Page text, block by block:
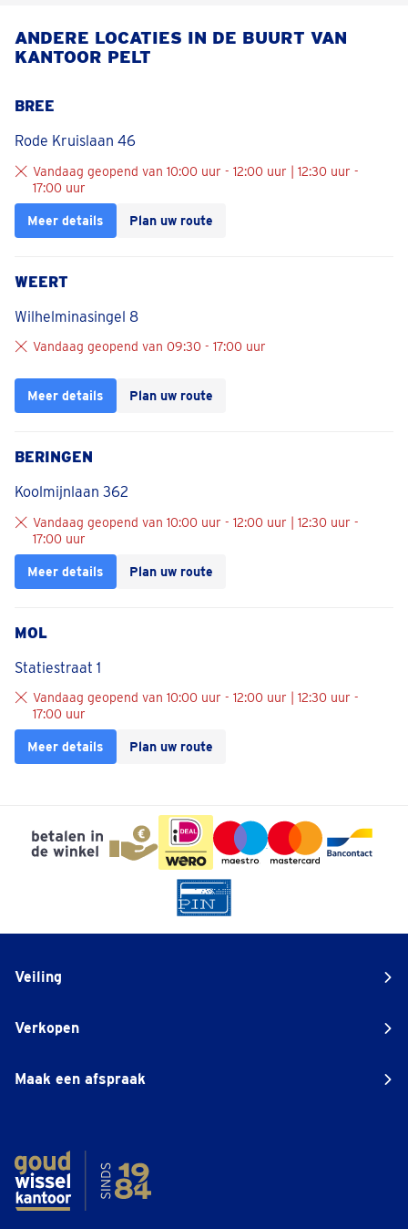
ANDERE LOCATIES IN DE BUURT VAN
KANTOOR PELT
BREE
Rode Kruislaan 46
Vandaag geopend van 10:00 uur - 12:00 uur | 12:30 uur -
17:00 uur
Meer details Plan uw route
WEERT
Wilhelminasingel 8
Vandaag geopend van 09:30 - 17:00 uur
Meer details Plan uw route
BERINGEN
Koolmijnlaan 362
Vandaag geopend van 10:00 uur - 12:00 uur | 12:30 uur -
17:00 uur
Meer details Plan uw route
MOL
Statiestraat 1
Vandaag geopend van 10:00 uur - 12:00 uur | 12:30 uur -
17:00 uur
Meer details Plan uw route
Veiling
Verkopen
Maak een afspraak